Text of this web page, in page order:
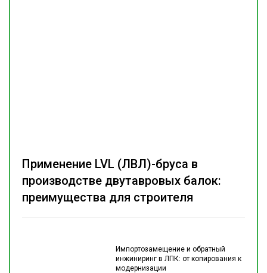
Импортозамещение и обратный
инжиниринг в ЛПК: от копирования к
модернизации
Применение LVL (ЛВЛ)-бруса в
производстве двутавровых балок:
преимущества для строителя